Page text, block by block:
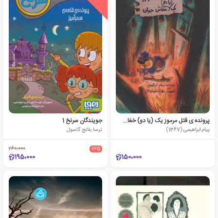
پرونده ی قتل مرموز یک (یا دو) خفاش جوان
پیام ابراهیمی (1367)
150،000
جویندگان سرنخ 1
ترسا بلانچ گاسول
٪25 260،000
195،000